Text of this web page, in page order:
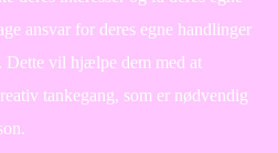
ansvar for deres egne handlinger
Dette vil hjælpe dem med at
tankegang, som er nødvendig